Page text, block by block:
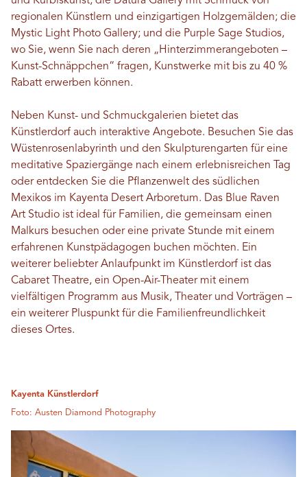
regionalen Künstlern und einzigartigen Holzgemälden; die
Mystic Light Photo Gallery; und die Purple Sage Studios,
wo Sie, wenn Sie nach deren „Hinterzimmerangeboten –
Kunst-Schnäppchen“ fragen, Kunstwerke mit bis zu 40 %
Rabatt erwerben können.
Neben Kunst- und Schmuckgalerien bietet das
Künstlerdorf auch interaktive Angebote. Besuchen Sie das
Wüstenrosenlabyrinth und den Skulpturengarten für eine
meditative Spaziergänge nach einem erlebnisreichen Tag
oder entdecken Sie die Pflanzenwelt des südlichen
Mexikos im Kayenta Desert Arboretum. Das Blue Raven
Art Studio ist ideal für Familien, die gemeinsam einen
Malkurs besuchen oder eine private Stunde mit einem
erfahrenen Kunstpädagogen buchen möchten. Ein
weiterer beliebter Anlaufpunkt im Künstlerdorf ist das
Cabaret Theatre, ein Open-Air-Theater mit einem
vielfältigen Programm aus Musik, Theater und Vorträgen –
ein weiterer Pluspunkt für die Familienfreundlichkeit
dieses Ortes.
Kayenta Künstlerdorf
Foto: Austen Diamond Photography